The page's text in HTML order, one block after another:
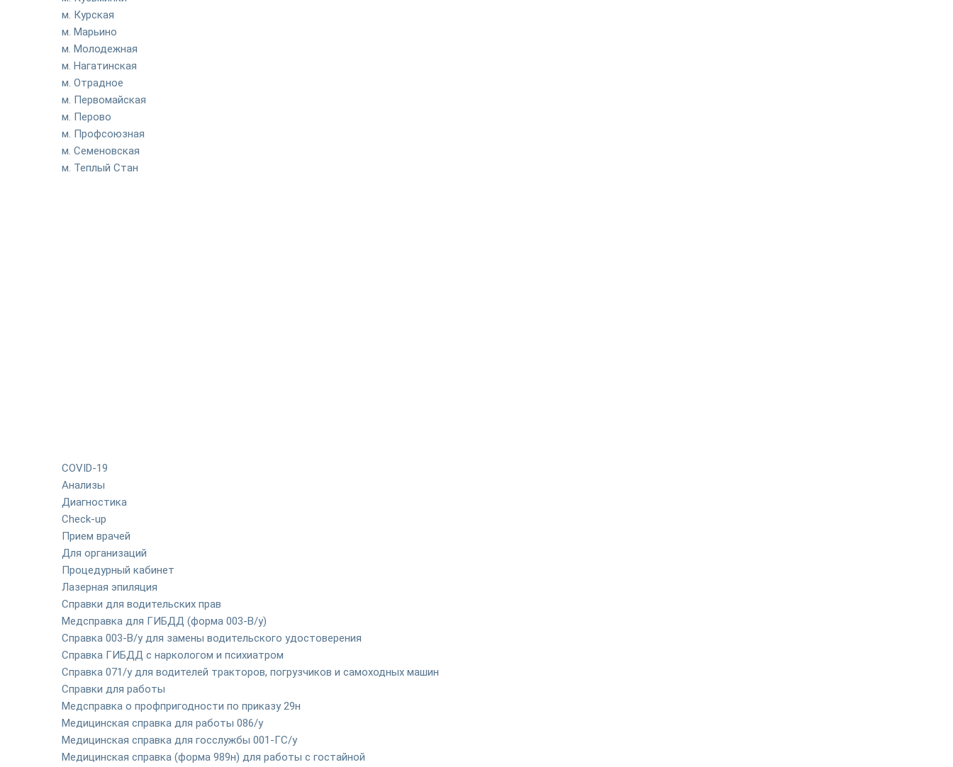
м. Курская
м. Марьино
м. Молодежная
м. Нагатинская
м. Отрадное
м. Первомайская
м. Перово
м. Профсоюзная
м. Семеновская
м. Теплый Стан
COVID-19
Анализы
Диагностика
Check-up
Прием врачей
Для организаций
Процедурный кабинет
Лазерная эпиляция
Справки для водительских прав
Медсправка для ГИБДД (форма 003-В/у)
Справка 003-В/у для замены водительского удостоверения
Справка ГИБДД с наркологом и психиатром
Справка 071/у для водителей тракторов, погрузчиков и самоходных машин
Справки для работы
Медсправка о профпригодности по приказу 29н
Медицинская справка для работы 086/у
Медицинская справка для госслужбы 001-ГС/у
Медицинская справка (форма 989н) для работы с гостайной